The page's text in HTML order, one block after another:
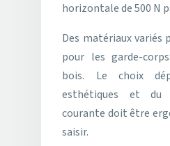
horizontale de 500 N
Des matériaux variés
pour les garde-
bois. Le choix
esthétiques et du
courante doit être
saisir.